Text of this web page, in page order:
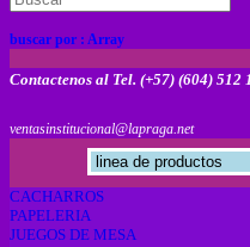
buscar por : Array
Contactenos al Tel. (+57) (604)
ventasinstitucional@lapraga.net
CACHARROS
PAPELERIA
JUEGOS DE MESA